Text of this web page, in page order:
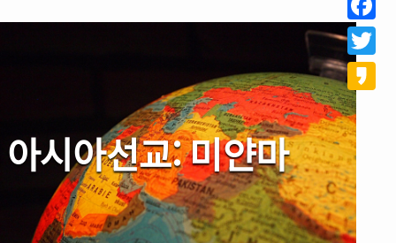
아시아선교: 미얀마
Twitter
Kakao